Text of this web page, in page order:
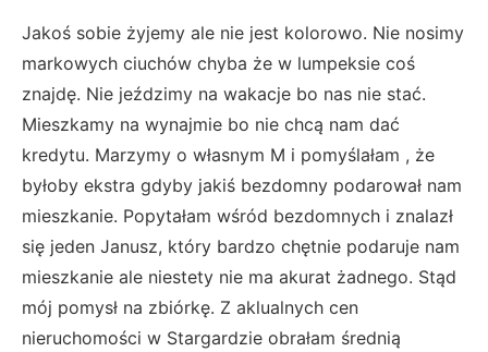
Jakoś sobie żyjemy ale nie jest kolorowo. Nie nosimy
markowych ciuchów chyba że w lumpeksie coś
znajdę. Nie jeździmy na wakacje bo nas nie stać.
Mieszkamy na wynajmie bo nie chcą nam dać
kredytu. Marzymy o własnym M i pomyślałam , że
byłoby ekstra gdyby jakiś bezdomny podarował nam
mieszkanie. Popytałam wśród bezdomnych i znalazł
się jeden Janusz, który bardzo chętnie podaruje nam
mieszkanie ale niestety nie ma akurat żadnego. Stąd
mój pomysł na zbiórkę. Z aklualnych cen
nieruchomości w Stargardzie obrałam średnią